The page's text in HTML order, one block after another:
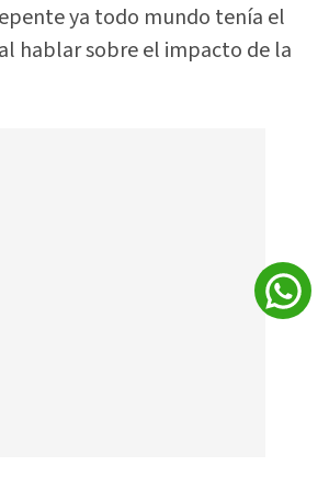
ya todo mundo tenía el
hablar sobre el impacto de la